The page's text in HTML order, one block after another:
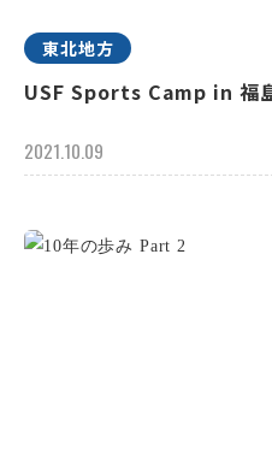
東北地方
USF Sports Camp in 福
2021.10.09